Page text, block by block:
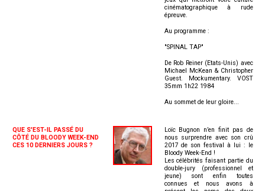
cinématographique à rude
épreuve.
Au programme :
"SPINAL TAP"
De Rob Reiner (Etats-Unis) avec
Michael McKean & Christopher
Guest. Mockumentary. VOST
35mm 1h22 1984
Au sommet de leur gloire...
QUE S'EST-IL PASSÉ DU
CÔTÉ DU BLOODY WEEK-END
CES 10 DERNIERS JOURS ?
Loïc Bugnon n’en finit pas de
nous surprendre avec son crû
2017 de son festival à lui : le
Bloody Week-End !
Les célébrités faisant partie du
double-jury (professionnel et
jeune) sont enfin toutes
connues et nous avons à